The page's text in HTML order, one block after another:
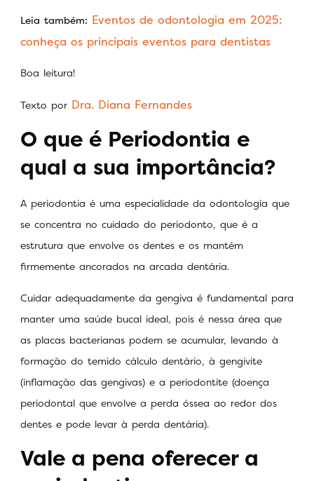
Leia também: Eventos de odontologia em 2025:
conheça os principais eventos para dentistas
Boa leitura!
Texto por Dra. Diana Fernandes
O que é Periodontia e
qual a sua importância?
A periodontia é uma especialidade da odontologia que
se concentra no cuidado do periodonto, que é a
estrutura que envolve os dentes e os mantém
firmemente ancorados na arcada dentária.
Cuidar adequadamente da gengiva é fundamental para
manter uma saúde bucal ideal, pois é nessa área que
as placas bacterianas podem se acumular, levando à
formação do temido cálculo dentário, à gengivite
(inflamação das gengivas) e a periodontite (doença
periodontal que envolve a perda óssea ao redor dos
dentes e pode levar à perda dentária).
Vale a pena oferecer a